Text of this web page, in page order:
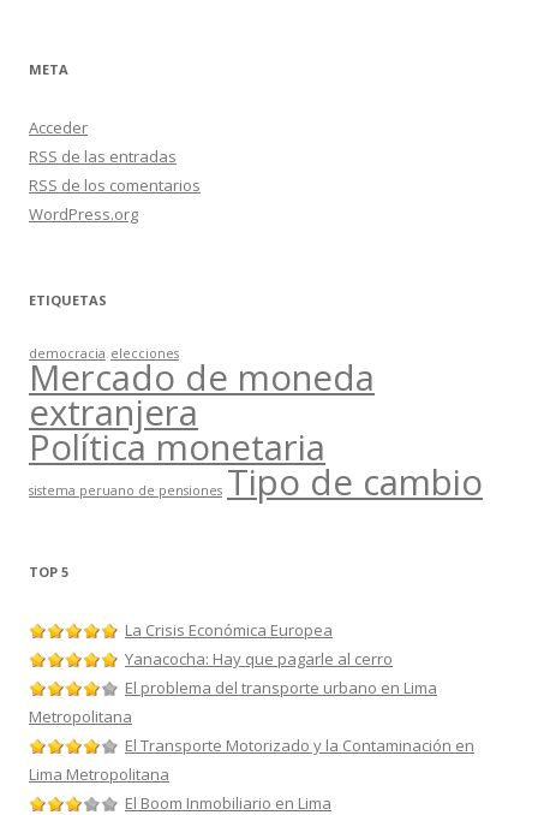
META
Acceder
RSS de las entradas
RSS de los comentarios
WordPress.org
ETIQUETAS
democracia elecciones
Mercado de moneda
extranjera
Política monetaria
sistema peruano de pensiones Tipo de cambio
TOP 5
La Crisis Económica Europea
Yanacocha: Hay que pagarle al cerro
El problema del transporte urbano en Lima
Metropolitana
El Transporte Motorizado y la Contaminación en
Lima Metropolitana
El Boom Inmobiliario en Lima